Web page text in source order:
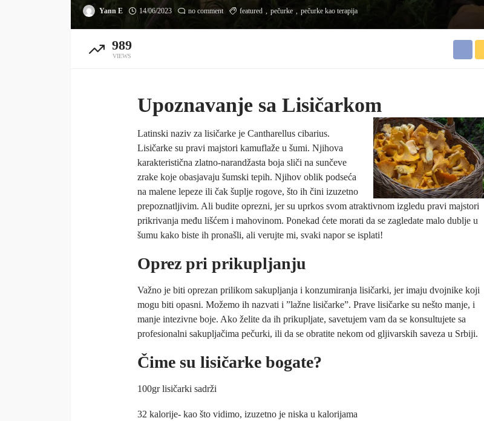
Yann E 14/06/2023 no comment featured pečurke pečurke kao terapija
989
VIEWS
Upoznavanje sa Lisičarkom
Latinski naziv za lisičarke je Cantharellus cibarius.
Lisičarke su pravi majstori kamuflaže u šumi. Njihova
karakteristična zlatno-narandžasta boja sliči na sunčeve
zrake koje obasjavaju šumski tepih. Njihov oblik podseća
na malene lepeze ili čak šuplje rogove, što ih čini izuzetno
prepoznatljivim. Ali budite oprezni, jer su uprkos svom atraktivnom izgledu pravi majstori
prikrivanja među lišćem i mahovinom. Ponekad ćete morati da se zagledate malo dublje u
šumu kako biste ih pronašli, ali verujte mi, svaki napor se isplati!
Oprez pri prikupljanju
Važno je biti oprezan prilikom sakupljanja i konzumiranja lisičarki, jer imaju dvojnike koji
mogu biti opasni. Možemo ih nazvati i ”lažne lisičarke”. Prave lisičarke su nešto manje, i
manje intezivne boje. Ako želite da ih prikupljate, savetujem vam da se konsultujete sa
profesionalni sakupljačima pečurki, ili da se obratite nekom od gljivarskih saveza u Srbiji.
Čime su lisičarke bogate?
100gr lisičarki sadrži
32 kalorije- kao što vidimo, izuzetno je niska u kalorijama